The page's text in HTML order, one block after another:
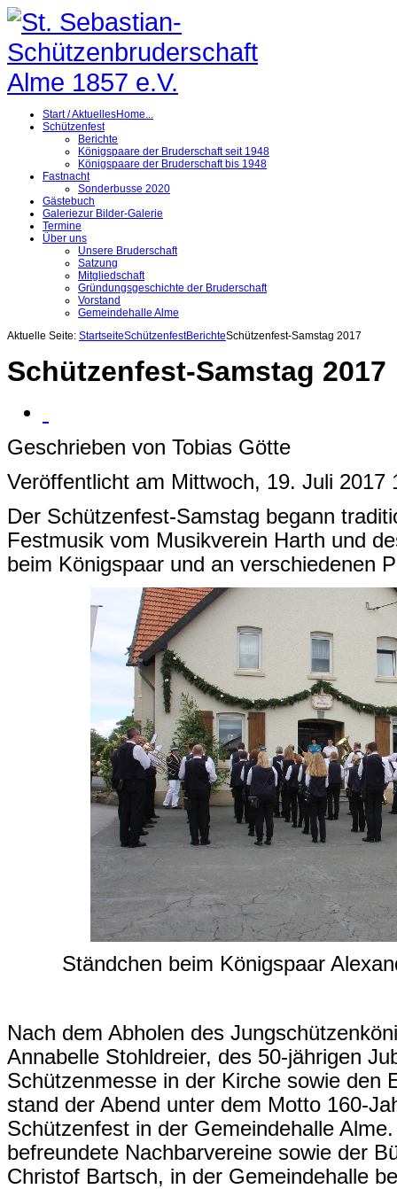
Start / AktuellesHome...
Schützenfest
Berichte
Königspaare der Bruderschaft seit 1948
Königspaare der Bruderschaft bis 1948
Fastnacht
Sonderbusse 2020
Gästebuch
Galeriezur Bilder-Galerie
Termine
Über uns
Unsere Bruderschaft
Satzung
Mitgliedschaft
Gründungsgeschichte der Bruderschaft
Vorstand
Gemeindehalle Alme
Aktuelle Seite: StartseiteSchützenfestBerichteSchützenfest-Samstag 2017
Schützenfest-Samstag 2017
Geschrieben von Tobias Götte
Veröffentlicht am Mittwoch, 19. Juli 2017
Der Schützenfest-Samstag begann
Festmusik vom Musikverein Harth und
beim Königspaar und an verschiedenen
Ständchen beim Königspaar
Nach dem Abholen des
Annabelle Stohldreier, des 50-jährigen
Schützenmesse in der Kirche sowie den
stand der Abend unter dem Motto 160-
Schützenfest in der Gemeindehalle
befreundete Nachbarvereine sowie der
Christof Bartsch, in der Gemeindehalle